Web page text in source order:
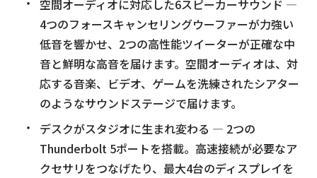
空間オーディオに対応した6スピーカーサウンド —
4つのフォースキャンセリングウーファーが力強い
低音を響かせ、2つの高性能ツイーターが正確な中
音と鮮明な高音を届けます。空間オーディオは、対
応する音楽、ビデオ、ゲームを洗練されたシアター
のようなサウンドステージで届けます。
デスクがスタジオに生まれ変わる — 2つの
Thunderbolt 5ポートを搭載。高速接続が必要なア
クセサリをつなげたり、最大4台のディスプレイを